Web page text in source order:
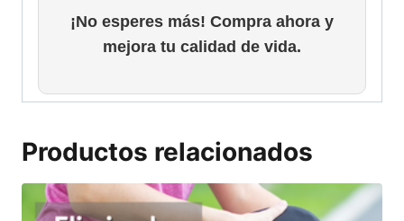
¡No esperes más! Compra ahora y
mejora tu calidad de vida.
Productos relacionados